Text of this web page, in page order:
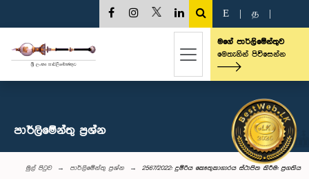
E த
මගේ පාර්ලිමේන්තුව
මෙතැනින් පිවිසෙන්න
පාර්ලි‌මේන්තු‌ ප්‍රශ්න
මුල් පිටුව පාර්ලි‌මේන්තු‌ ප්‍රශ්න 2567/2022: දුම්රිය කෞතුකාගාරය ස්ථාපිත කිරීම: ප්‍රගතිය